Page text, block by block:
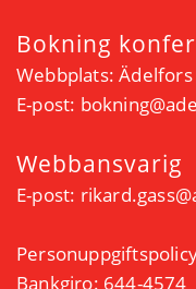
Bokning
Webbplats:
E-post:
Webbansvarig
E-post:
Bankgiro: 644-4574